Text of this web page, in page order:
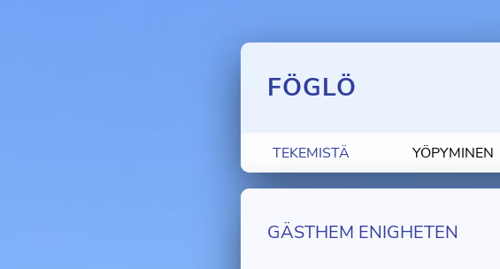
FÖGLÖ
TEKEMISTÄ YÖPYMINEN
GÄSTHEM ENIGHETEN